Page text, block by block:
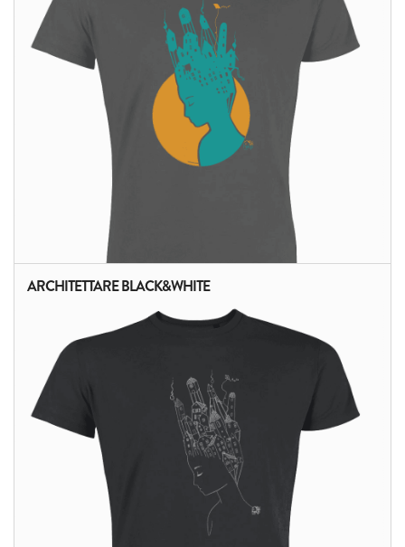
ALTRI PRODOTTI:
ARCHITETTARE BLACK&WHITE